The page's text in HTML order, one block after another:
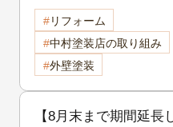
リーズ 第1回】外壁
険？クラック補修の重
スクを徹底解説
リフォーム
中村塗装店の取り組み
外壁塗装
【8月末まで期間延長